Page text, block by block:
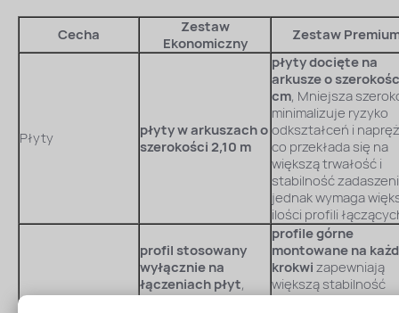
Cecha
Zestaw
Ekonomiczny
Zestaw
Płyty
płyty w arkuszach o
szerokości 2,10 m
płyty docięte na
arkusze o
cm, Mniejsza
minimalizuje ryzyko
odkształceń i
co przekłada się na
większą trwałość i
stabilność
jednak wymaga
ilości profili
profil stosowany
wyłącznie na
łączeniach płyt,
natomiast pozostałe
profile górne
montowane na
krokwizapewniają
większą stabilność
konstrukcji, lepszą